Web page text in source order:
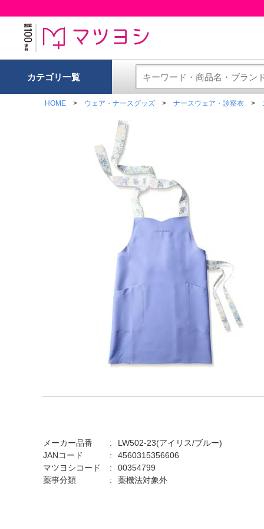
カテゴリ一覧
HOME ウェア・ナースグッズ ナースウェア・診察衣
メーカー品番
LW502-23(アイリス/ブルー)
JANコード
4560315356606
マツヨシコード
00354799
薬事分類
薬機法対象外